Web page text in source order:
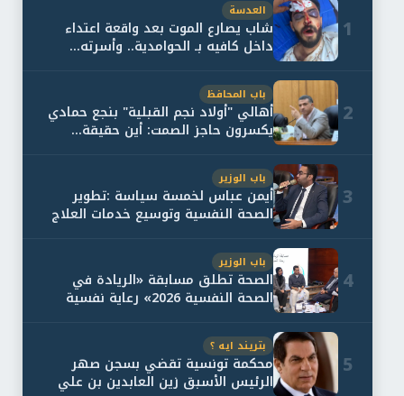
1
العدسة
شاب يصارع الموت بعد واقعة اعتداء
داخل كافيه بـ الحوامدية.. وأسرته...
2
باب المحافظ
أهالي "أولاد نجم القبلية" بنجع حمادي
يكسرون حاجز الصمت: أين حقيقة...
3
باب الوزير
أيمن عباس لخمسة سياسة :تطوير
الصحة النفسية وتوسيع خدمات العلاج
4
باب الوزير
الصحة تطلق مسابقة «الريادة في
الصحة النفسية 2026» رعاية نفسية
5
بتريند ايه ؟
محكمة تونسية تقضي بسجن صهر
الرئيس الأسبق زين العابدين بن علي